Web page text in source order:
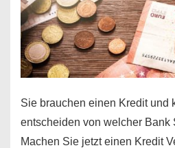
finden
Sie brauchen einen Kredit und
entscheiden von welcher Bank
Machen Sie jetzt einen Kredit